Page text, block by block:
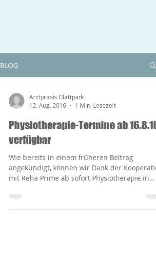
BLOG
Arztpraxis Glattpark
12. Aug. 2016
1 Min. Lesezeit
Physiotherapie-Termine ab 16.8.16
verfügbar
Wie bereits in einem früheren Beitrag
angekündigt, können wir Dank der
mit Reha Prime ab sofort Physiotherapie in